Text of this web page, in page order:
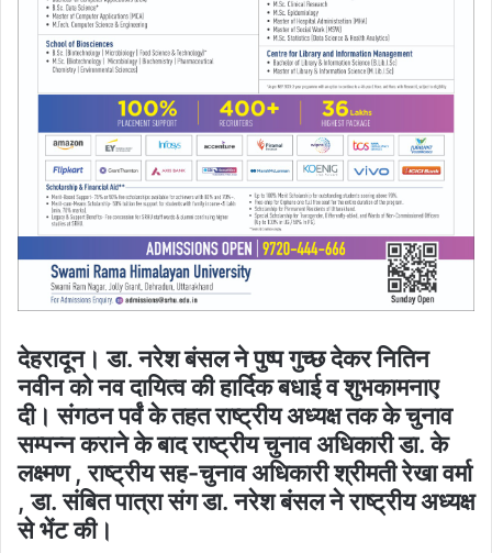
देहरादून। डा. नरेश बंसल ने पुष्प गुच्छ देकर नितिन
नवीन को नव दायित्व की हार्दिक बधाई व शुभकामनाए
दी। संगठन पर्वं के तहत राष्ट्रीय अध्यक्ष तक के चुनाव
सम्पन्न कराने के बाद राष्ट्रीय चुनाव अधिकारी डा. के
लक्ष्मण , राष्ट्रीय सह-चुनाव अधिकारी श्रीमती रेखा वर्मा
, डा. संबित पात्रा संग डा. नरेश बंसल ने राष्ट्रीय अध्यक्ष
से भेंट की।